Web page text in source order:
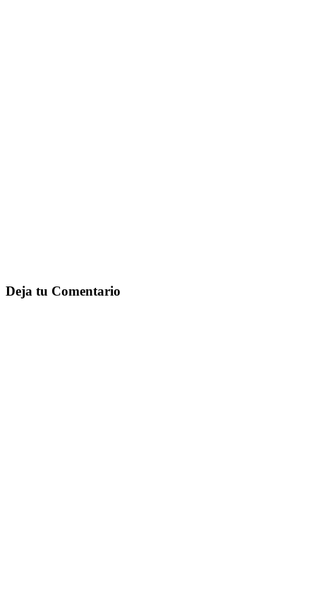
Deja tu Comentario